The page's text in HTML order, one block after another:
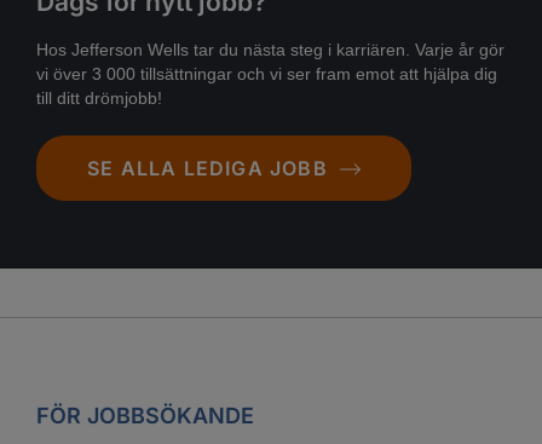
Hos Jefferson Wells tar du nästa steg i karriären. Varje år gör
vi över 3 000 tillsättningar och vi ser fram emot att hjälpa dig
till ditt drömjobb!
SE ALLA LEDIGA JOBB
FÖR JOBBSÖKANDE